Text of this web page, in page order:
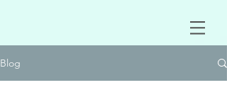
Blog